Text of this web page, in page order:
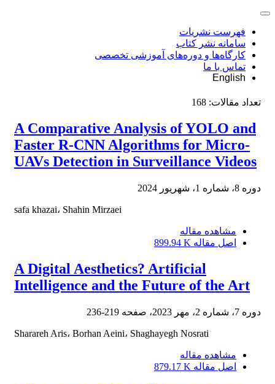
فهرست نشریات
سامانه نشر کتاب
کارگاه‌ها و دوره‌های آموزشی تخصصی
تماس با ما
English
تعداد مقالات: 168
A Comparative Analysis of YOLO and
Faster R-CNN Algorithms for Micro-
UAVs Detection in Surveillance Videos
دوره 8، شماره 1، شهریور 2024
safa khazai، Shahin Mirzaei
مشاهده مقاله
اصل مقاله 899.94 K
A Digital Aesthetics? Artificial
Intelligence and the Future of the Art
دوره 7، شماره 2، مهر 2023، صفحه 219-236
Sharareh Aris، Borhan Aeini، Shaghayegh Nosrati
مشاهده مقاله
اصل مقاله 879.17 K